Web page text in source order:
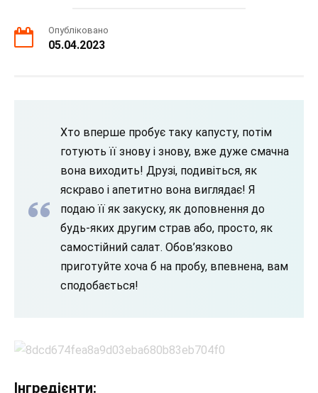
Опубліковано
05.04.2023
Хто вперше пробує таку капусту, потім
готують її знову і знову, вже дуже смачна
вона виходить! Друзі, подивіться, як
яскраво і апетитно вона виглядає! Я
подаю її як закуску, як доповнення до
будь-яких другим страв або, просто, як
самостійний салат. Обов’язково
приготуйте хоча б на пробу, впевнена, вам
сподобається!
Інгредієнти: